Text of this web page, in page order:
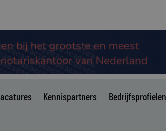
Kennispartners Bedrijfsprofielen